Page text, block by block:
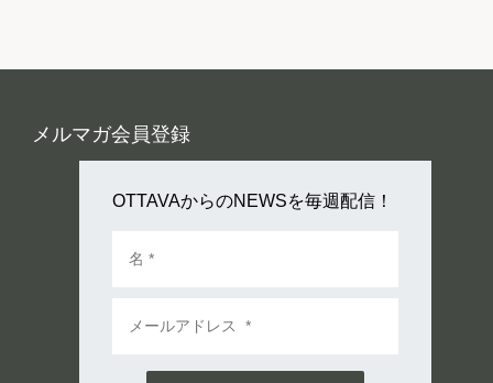
メルマガ会員登録
OTTAVAからのNEWSを毎週配信！